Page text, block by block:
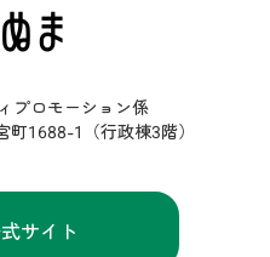
プロモーション係
1688-1（行政棟3階）
サイト